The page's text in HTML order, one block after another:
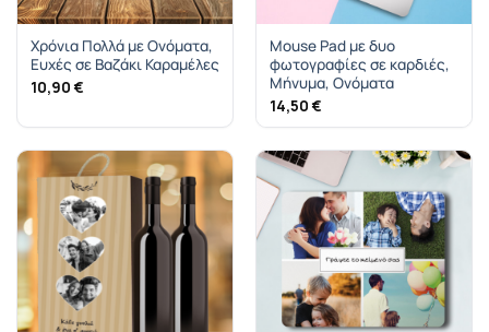
Χρόνια Πολλά με Ονόματα,
Ευχές σε Βαζάκι Καραμέλες
10,90 €
Mouse Pad με δυο
φωτογραφίες σε καρδιές,
Μήνυμα, Ονόματα
14,50 €